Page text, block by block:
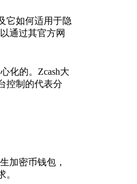
它如何适用于隐
通过其官方网
化的。Zcash大
控制的代表分
加密币钱包，
。